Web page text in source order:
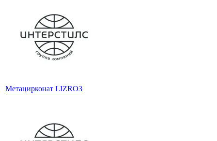
Метацирконат LIZRO3